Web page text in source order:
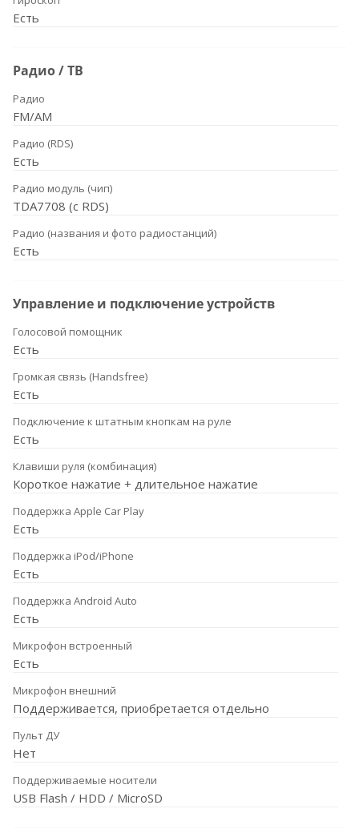
Есть
Радио / ТВ
Радио
FM/AM
Радио (RDS)
Есть
Радио модуль (чип)
TDA7708 (с RDS)
Радио (названия и фото радиостанций)
Есть
Управление и подключение устройств
Голосовой помощник
Есть
Громкая связь (Handsfree)
Есть
Подключение к штатным кнопкам на руле
Есть
Клавиши руля (комбинация)
Короткое нажатие + длительное нажатие
Поддержка Apple Car Play
Есть
Поддержка iPod/iPhone
Есть
Поддержка Android Auto
Есть
Микрофон встроенный
Есть
Микрофон внешний
Поддерживается, приобретается отдельно
Пульт ДУ
Нет
Поддерживаемые носители
USB Flash / HDD / MicroSD